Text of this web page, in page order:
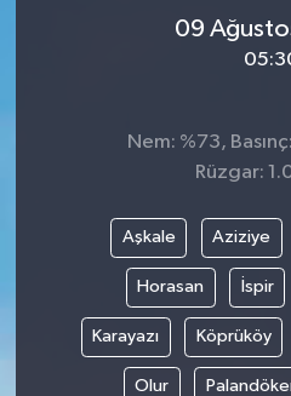
09
Nem: %73,
Rüzgar:
Aşkale Aziziye
Horasan İspir
Karayazı Köprüköy
Olur